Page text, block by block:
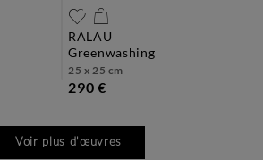
RALAU
greenwashing
25 x 25 cm
290 €
Voir plus d'œuvres